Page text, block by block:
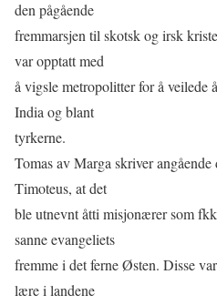
den pågående
fremmarsjen til skotsk og irsk
var opptatt med
å vigsle metropolitter for å veilede
India og blant
tyrkerne.
Tomas av Marga skriver
Timoteus, at det
ble utnevnt åtti misjonærer som
sanne evangeliets
fremme i det ferne Østen. Disse
lære i landene